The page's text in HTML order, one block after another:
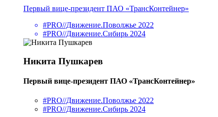
Первый вице-президент ПАО «ТрансКонтейнер»
#PRO//Движение.Поволжье 2022
#PRO//Движение.Сибирь 2024
Никита Пушкарев
Первый вице-президент ПАО «ТрансКонтейнер»
#PRO//Движение.Поволжье 2022
#PRO//Движение.Сибирь 2024